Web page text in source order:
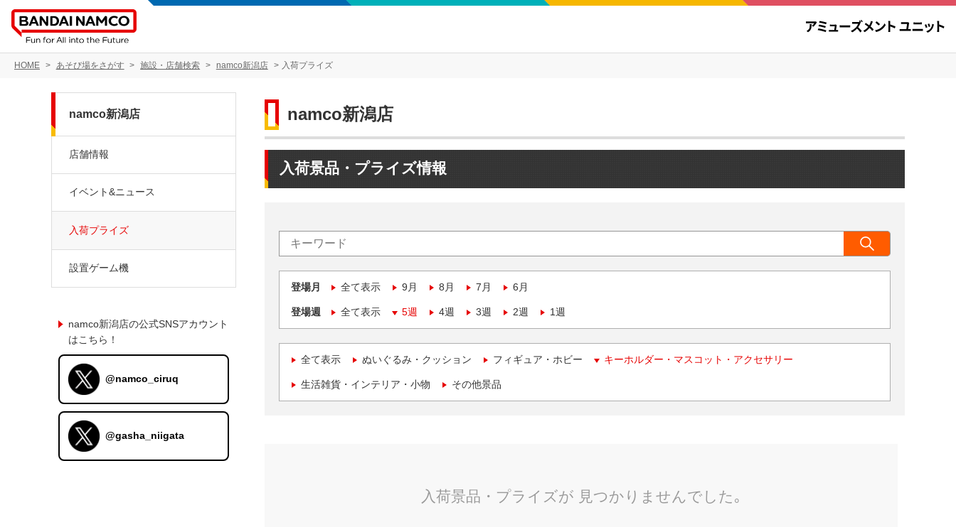
HOME あそび場をさがす 施設・店舗検索 namco新潟店 入荷プライズ
namco新潟店
入荷景品・プライズ情報
登場月 全て表示 9月 8月 7月 6月
登場週 全て表示 5週 4週 3週 2週 1週
全て表示 ぬいぐるみ・クッション フィギュア・ホビー キーホルダー・マスコット・アクセサリー
生活雑貨・インテリア・小物 その他景品
namco新潟店
店舗情報
イベント&ニュース
入荷プライズ
設置ゲーム機
namco新潟店の公式SNSアカウント
はこちら！
@namco_ciruq
@gasha_niigata